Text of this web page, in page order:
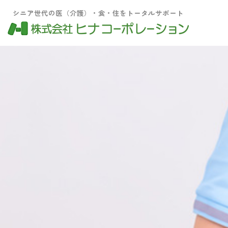
シニア世代の医（介護）・食・住をトータルサポート